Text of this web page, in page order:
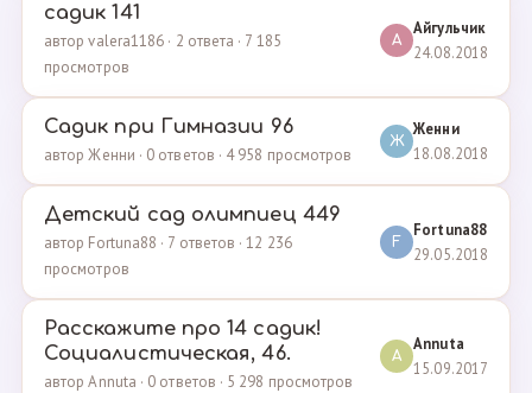
садик 141
автор valera1186 · 2 ответа · 7 185
просмотров
А
Айгульчик
24.08.2018
Садик при Гимназии 96
автор Женни · 0 ответов · 4 958 просмотров
Ж
Женни
18.08.2018
Детский сад олимпиец 449
автор Fortuna88 · 7 ответов · 12 236
просмотров
F
Fortuna88
29.05.2018
Расскажите про 14 садик!
Социалистическая, 46.
автор Annuta · 0 ответов · 5 298 просмотров
A
Annuta
15.09.2017